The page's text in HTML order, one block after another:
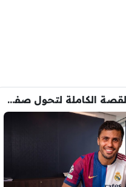
تفاصيل صادمة.. القصة الكاملة لتحول صفقة رودري من ريال مدريد الى برشلونة